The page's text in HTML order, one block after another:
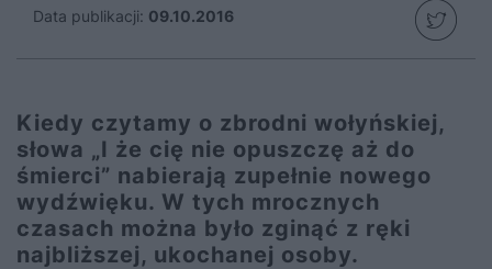
Data publikacji: 09.10.2016
Kiedy czytamy o zbrodni wołyńskiej,
słowa „I że cię nie opuszczę aż do
śmierci” nabierają zupełnie nowego
wydźwięku. W tych mrocznych
czasach można było zginąć z ręki
najbliższej, ukochanej osoby.